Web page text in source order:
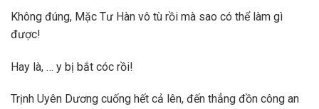
Không đúng, Mặc Tư Hàn vô tù rồi mà sao có thể làm gì
được!
Hay là, … y bị bắt cóc rồi!
Trịnh Uyên Dương cuống hết cả lên, đến thẳng đồn công an